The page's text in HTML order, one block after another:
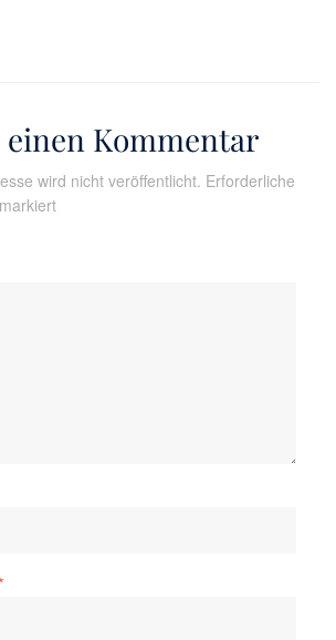
einen Kommentar
wird nicht veröffentlicht. Erforderliche